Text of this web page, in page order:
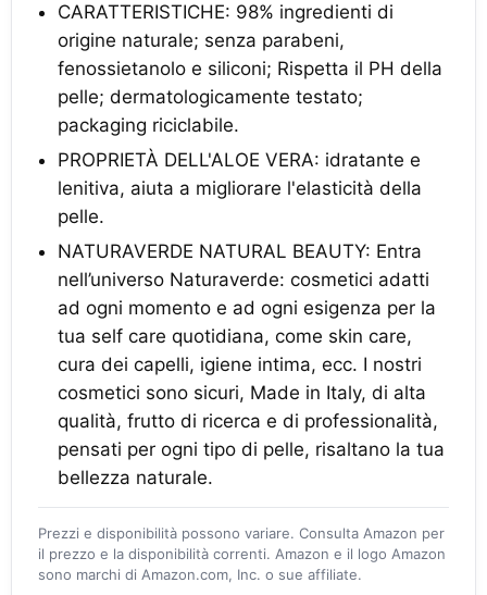
CARATTERISTICHE: 98% ingredienti di
origine naturale; senza parabeni,
fenossietanolo e siliconi; Rispetta il PH della
pelle; dermatologicamente testato;
packaging riciclabile.
PROPRIETÀ DELL'ALOE VERA: idratante e
lenitiva, aiuta a migliorare l'elasticità della
pelle.
NATURAVERDE NATURAL BEAUTY: Entra
nell’universo Naturaverde: cosmetici adatti
ad ogni momento e ad ogni esigenza per la
tua self care quotidiana, come skin care,
cura dei capelli, igiene intima, ecc. I nostri
cosmetici sono sicuri, Made in Italy, di alta
qualità, frutto di ricerca e di professionalità,
pensati per ogni tipo di pelle, risaltano la tua
bellezza naturale.
Prezzi e disponibilità possono variare. Consulta Amazon per
il prezzo e la disponibilità correnti. Amazon e il logo Amazon
sono marchi di Amazon.com, Inc. o sue affiliate.